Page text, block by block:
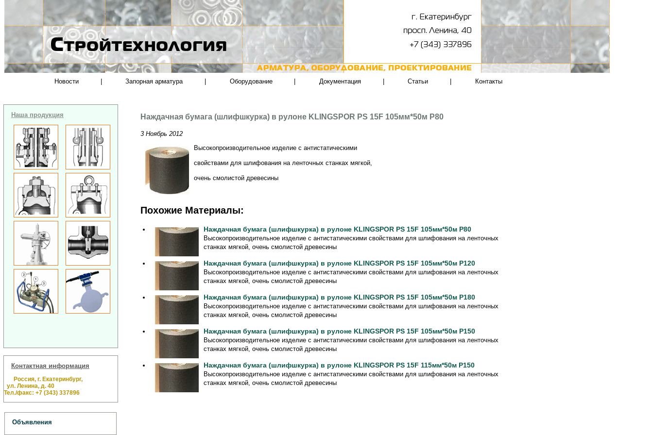
Новости Запорная арматура Оборудование Документация Статьи Контакты
Наша продукция
Контактная информация
Россия, г. Екатеринбург,
ул. Ленина, д. 40
Тел./факс: +7 (343) 337896
Объявления
Наждачная бумага (шлифшкурка) в рулоне KLINGSPOR PS 15F 105мм*50м Р80
3 Ноябрь 2012
Высокопроизводительное изделие с антистатическими
свойствами для шлифования на ленточных станках мягкой,
очень смолистой древесины
Похожие Материалы:
Наждачная бумага (шлифшкурка) в рулоне KLINGSPOR PS 15F 105мм*50м Р80
Высокопроизводительное изделие с антистатическими свойствами для шлифования на ленточных
станках мягкой, очень смолистой древесины
Наждачная бумага (шлифшкурка) в рулоне KLINGSPOR PS 15F 105мм*50м Р120
Высокопроизводительное изделие с антистатическими свойствами для шлифования на ленточных
станках мягкой, очень смолистой древесины
Наждачная бумага (шлифшкурка) в рулоне KLINGSPOR PS 15F 105мм*50м Р180
Высокопроизводительное изделие с антистатическими свойствами для шлифования на ленточных
станках мягкой, очень смолистой древесины
Наждачная бумага (шлифшкурка) в рулоне KLINGSPOR PS 15F 105мм*50м Р150
Высокопроизводительное изделие с антистатическими свойствами для шлифования на ленточных
станках мягкой, очень смолистой древесины
Наждачная бумага (шлифшкурка) в рулоне KLINGSPOR PS 15F 115мм*50м Р150
Высокопроизводительное изделие с антистатическими свойствами для шлифования на ленточных
станках мягкой, очень смолистой древесины